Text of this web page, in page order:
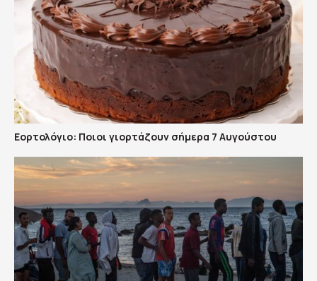
Εορτολόγιο: Ποιοι γιορτάζουν σήμερα 7 Αυγούστου